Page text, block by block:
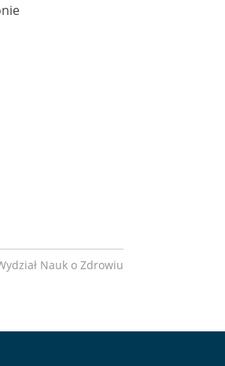
Nauk o Zdrowiu